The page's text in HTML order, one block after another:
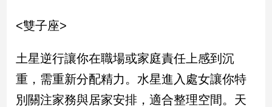
南
台
灣
觀
<雙子座>
土星逆行讓你在職場或家庭責任上感到沉
重，需重新分配精力。水星進入處女讓你特
別關注家務與居家安排，適合整理空間。天